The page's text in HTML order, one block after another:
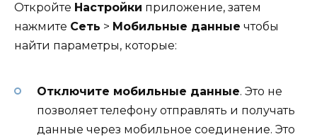
Откройте Настройки приложение, затем
нажмите Сеть > Мобильные данные чтобы
найти параметры, которые:
Отключите мобильные данные. Это не
позволяет телефону отправлять и получать
данные через мобильное соединение. Это